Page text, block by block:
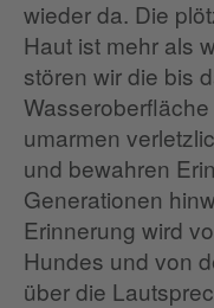
wieder da. Die
Haut ist mehr als
stören wir die bis
umarmen
und bewahren
Generationen
Erinnerung wird
Hundes und von
über die